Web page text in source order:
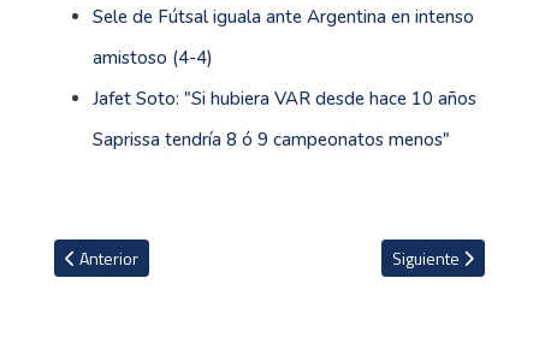
Sele de Fútsal iguala ante Argentina en intenso
amistoso (4-4)
Jafet Soto: "Si hubiera VAR desde hace 10 años
Saprissa tendría 8 ó 9 campeonatos menos"
Artículo anterior: Mbappé: "Si mi futuro dependiera de la
Anterior Artículo siguiente:
Siguiente